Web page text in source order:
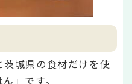
城県の食材だけを使
」です。